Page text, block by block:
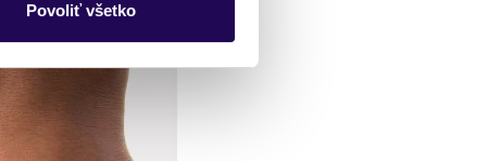
Povoliť všetko